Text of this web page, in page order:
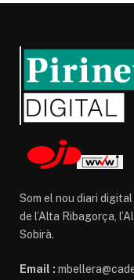
Som el nou diari digital
de l’Alta Ribagorça,
Sobirà.
Email :